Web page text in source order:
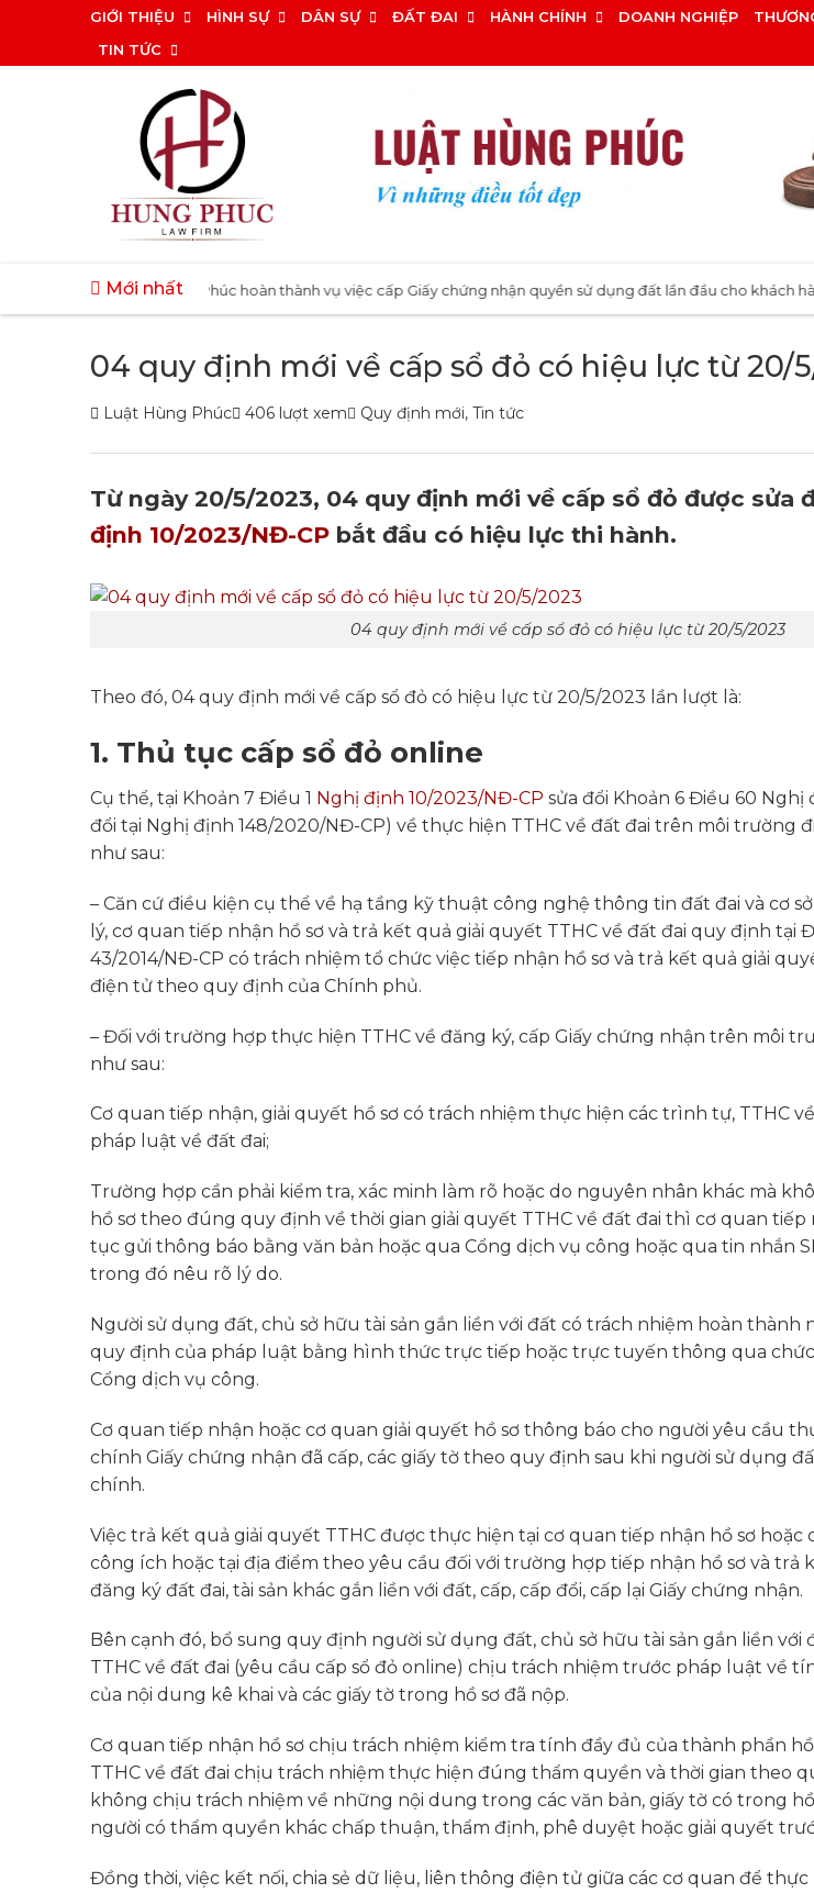
nội
GIỚI THIỆU HÌNH SỰ DÂN SỰ ĐẤT ĐAI HÀNH CHÍNH DOANH NGHIỆP
TIN TỨC
Mới nhất
Luật Hùng Phúc hoàn thành vụ việc cấp Giấy chứng nhận quyền sử dụng đất lần đầu cho khách hàng tại xã
04 quy định mới về cấp sổ đỏ có hiệu lực từ 20/
Luật Hùng Phúc 406 lượt xem Quy định mới, Tin tức
Từ ngày 20/5/2023, 04 quy định mới về cấp sổ đỏ được sửa
định 10/2023/NĐ-CP bắt đầu có hiệu lực thi hành.
04 quy định mới về cấp sổ đỏ có hiệu lực từ 20/5/2023
Theo đó, 04 quy định mới về cấp sổ đỏ có hiệu lực từ 20/5/2023 lần lượt là:
1. Thủ tục cấp sổ đỏ online
Cụ thể, tại Khoản 7 Điều 1 Nghị định 10/2023/NĐ-CP sửa đổi Khoản 6 Điều 60 Nghị
đổi tại Nghị định 148/2020/NĐ-CP) về thực hiện TTHC về đất đai trên môi trường
như sau:
– Căn cứ điều kiện cụ thể về hạ tầng kỹ thuật công nghệ thông tin đất đai và cơ
lý, cơ quan tiếp nhận hồ sơ và trả kết quả giải quyết TTHC về đất đai quy định tại
43/2014/NĐ-CP có trách nhiệm tổ chức việc tiếp nhận hồ sơ và trả kết quả giải
điện tử theo quy định của Chính phủ.
– Đối với trường hợp thực hiện TTHC về đăng ký, cấp Giấy chứng nhận trên môi
như sau:
Cơ quan tiếp nhận, giải quyết hồ sơ có trách nhiệm thực hiện các trình tự, TTHC
pháp luật về đất đai;
Trường hợp cần phải kiểm tra, xác minh làm rõ hoặc do nguyên nhân khác mà
hồ sơ theo đúng quy định về thời gian giải quyết TTHC về đất đai thì cơ quan tiếp
tục gửi thông báo bằng văn bản hoặc qua Cổng dịch vụ công hoặc qua tin nhắn
trong đó nêu rõ lý do.
Người sử dụng đất, chủ sở hữu tài sản gắn liền với đất có trách nhiệm hoàn thành
quy định của pháp luật bằng hình thức trực tiếp hoặc trực tuyến thông qua
Cổng dịch vụ công.
Cơ quan tiếp nhận hoặc cơ quan giải quyết hồ sơ thông báo cho người yêu cầu
chính Giấy chứng nhận đã cấp, các giấy tờ theo quy định sau khi người sử dụng
chính.
Việc trả kết quả giải quyết TTHC được thực hiện tại cơ quan tiếp nhận hồ sơ
công ích hoặc tại địa điểm theo yêu cầu đối với trường hợp tiếp nhận hồ sơ và
đăng ký đất đai, tài sản khác gắn liền với đất, cấp, cấp đổi, cấp lại Giấy chứng nhận.
Bên cạnh đó, bổ sung quy định người sử dụng đất, chủ sở hữu tài sản gắn liền với
TTHC về đất đai (yêu cầu cấp sổ đỏ online) chịu trách nhiệm trước pháp luật về
của nội dung kê khai và các giấy tờ trong hồ sơ đã nộp.
Cơ quan tiếp nhận hồ sơ chịu trách nhiệm kiểm tra tính đầy đủ của thành phần
TTHC về đất đai chịu trách nhiệm thực hiện đúng thẩm quyền và thời gian theo
không chịu trách nhiệm về những nội dung trong các văn bản, giấy tờ có trong
người có thẩm quyền khác chấp thuận, thẩm định, phê duyệt hoặc giải quyết
Đồng thời, việc kết nối, chia sẻ dữ liệu, liên thông điện tử giữa các cơ quan để thực